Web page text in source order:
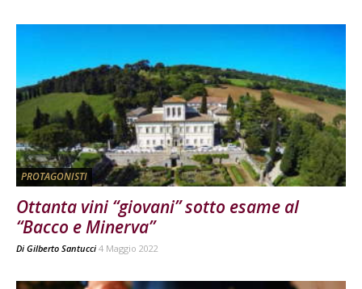
PROTAGONISTI
Ottanta vini “giovani” sotto esame al
“Bacco e Minerva”
Di Gilberto Santucci 4 Maggio 2022